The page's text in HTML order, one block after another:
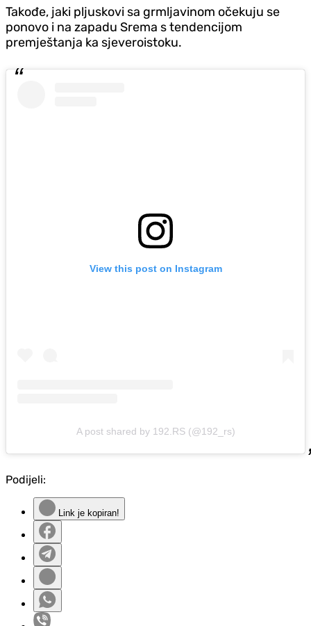
Takođe, jaki pljuskovi sa grmljavinom očekuju se
ponovo i na zapadu Srema s tendencijom
premještanja ka sjeveroistoku.
View this post on Instagram
A post shared by 192.RS (@192_rs)
Podijeli:
Link je kopiran!